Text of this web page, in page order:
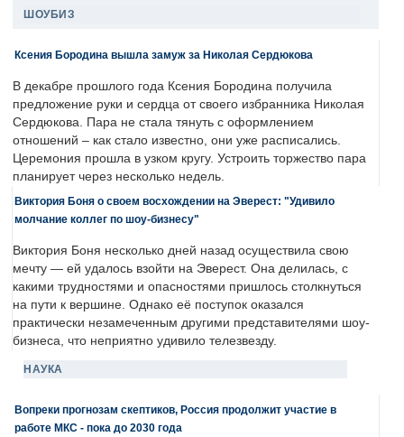
ШОУБИЗ
Ксения Бородина вышла замуж за Николая Сердюкова
В декабре прошлого года Ксения Бородина получила
предложение руки и сердца от своего избранника Николая
Сердюкова. Пара не стала тянуть с оформлением
отношений – как стало известно, они уже расписались.
Церемония прошла в узком кругу. Устроить торжество пара
планирует через несколько недель.
Виктория Боня о своем восхождении на Эверест: "Удивило
молчание коллег по шоу-бизнесу"
Виктория Боня несколько дней назад осуществила свою
мечту — ей удалось взойти на Эверест. Она делилась, с
какими трудностями и опасностями пришлось столкнуться
на пути к вершине. Однако её поступок оказался
практически незамеченным другими представителями шоу-
бизнеса, что неприятно удивило телезвезду.
НАУКА
Вопреки прогнозам скептиков, Россия продолжит участие в
работе МКС - пока до 2030 года